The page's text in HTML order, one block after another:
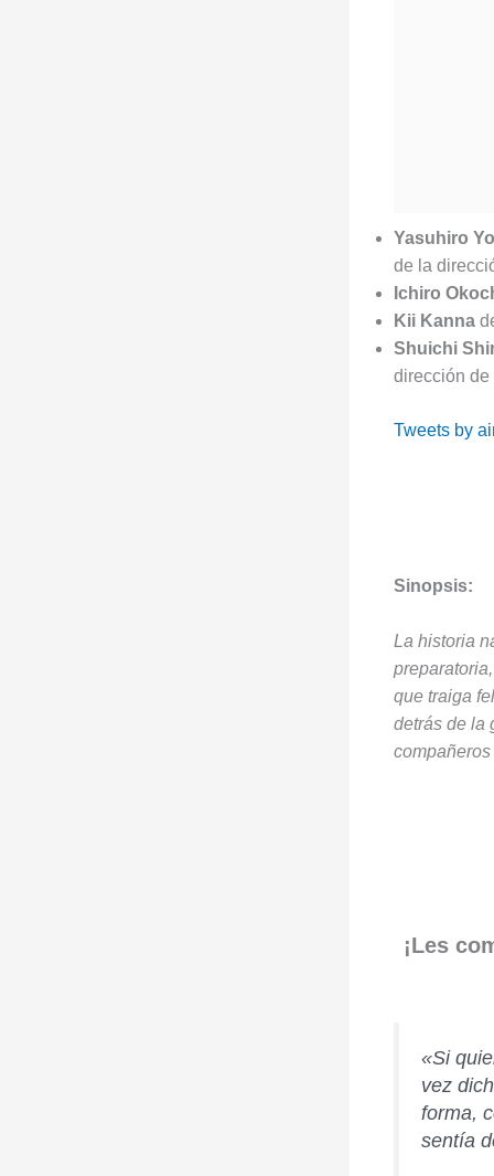
Yasuhiro
de la
Ichiro
Kii Kanna
Shuichi
dirección de
Tweets by
Sinopsis:
La historia
que traiga
detrás de la
¡Les
«Si
vez
forma,
sentía